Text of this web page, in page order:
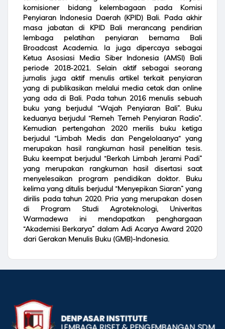
komisioner bidang kelembagaan pada Komisi
Penyiaran Indonesia Daerah (KPID) Bali. Pada akhir
masa jabatan di KPID Bali merancang pendirian
lembaga pelatihan penyiaran bernama Bali
Broadcast Academia. Ia juga dipercaya sebagai
Ketua Asosiasi Media Siber Indonesia (AMSI) Bali
periode 2018-2021. Selain aktif sebagai seorang
jurnalis juga aktif menulis artikel terkait penyiaran
yang di publikasikan melalui media cetak dan online
yang ada di Bali. Pada tahun 2016 menulis sebuah
buku yang berjudul “Wajah Penyiaran Bali”. Buku
keduanya berjudul “Remeh Temeh Penyiaran Radio”.
Kemudian pertengahan 2020 merilis buku ketiga
berjudul “Limbah Medis dan Pengelolaanya“ yang
merupakan hasil rangkuman hasil penelitian tesis.
Buku keempat berjudul “Berkah Limbah Jerami Padi”
yang merupakan rangkuman hasil disertasi saat
menyelesaikan program pendidikan doktor. Buku
kelima yang ditulis berjudul “Menyepikan Siaran” yang
dirilis pada tahun 2020. Pria yang merupakan dosen
di Program Studi Agroteknologi, Univeritas
Warmadewa ini mendapatkan penghargaan
“Akademisi Berkarya” dalam Adi Acarya Award 2020
dari Gerakan Menulis Buku (GMB)-Indonesia.